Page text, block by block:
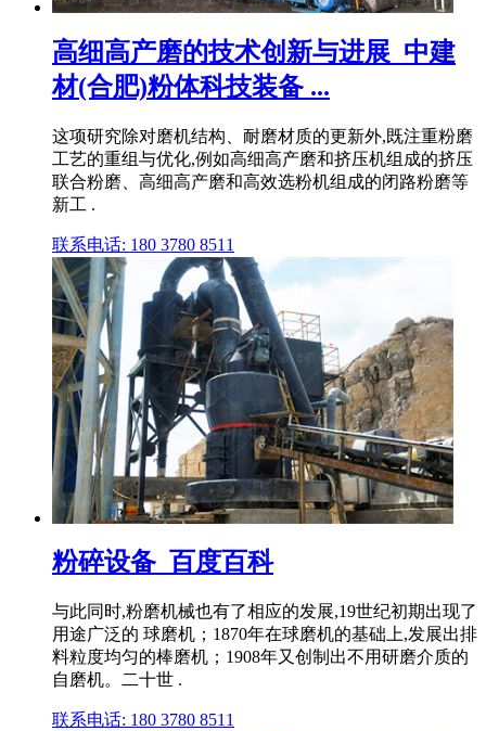
高细高产磨的技术创新与进展_中建
材(合肥)粉体科技装备 ...
这项研究除对磨机结构、耐磨材质的更新外,既注重粉磨
工艺的重组与优化,例如高细高产磨和挤压机组成的挤压
联合粉磨、高细高产磨和高效选粉机组成的闭路粉磨等
新工 .
联系电话: 180 3780 8511
粉碎设备_百度百科
与此同时,粉磨机械也有了相应的发展,19世纪初期出现了
用途广泛的 球磨机；1870年在球磨机的基础上,发展出排
料粒度均匀的棒磨机；1908年又创制出不用研磨介质的
自磨机。二十世 .
联系电话: 180 3780 8511